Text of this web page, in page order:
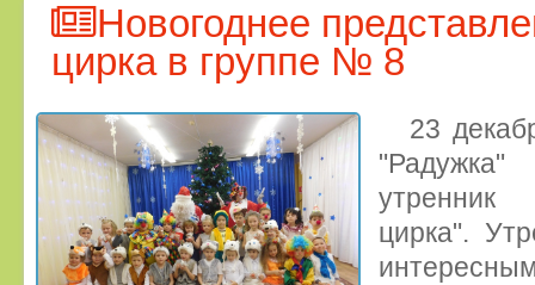
Новогоднее
цирка в группе № 8
23
утренник
цирка".